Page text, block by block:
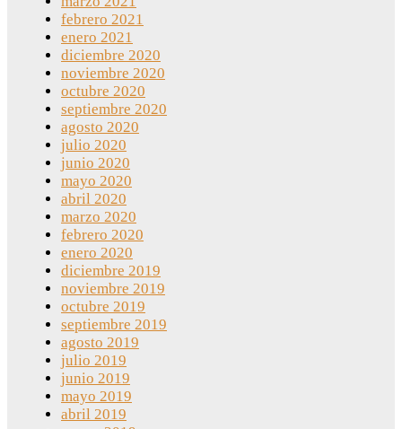
febrero 2021
enero 2021
diciembre 2020
noviembre 2020
octubre 2020
septiembre 2020
agosto 2020
julio 2020
junio 2020
mayo 2020
abril 2020
marzo 2020
febrero 2020
enero 2020
diciembre 2019
noviembre 2019
octubre 2019
septiembre 2019
agosto 2019
julio 2019
junio 2019
mayo 2019
abril 2019